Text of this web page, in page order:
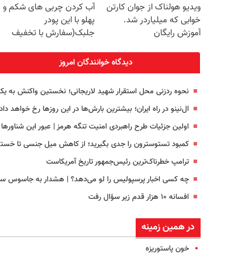
ویدیو هولناک از جوان کارتن
خوابی که میلیاردر شد.
آموزش رایگان
آب کردن چربی های شکم و
پهلو با این پودر
جلبک(سفارش با تخفیف
دیدگاه خوانندگان امروز
نحوه ردزنی محل استقرار شهید لاریجانی؛ نخستین واکنش به
ال‌نینو در راه ایران؛ بیشترین بارش‌ها در این روزها رخ خواهد داد
اولین جزئیات طرح راهبردی امنیت تنگه هرمز | عبور این
کمبود تستوسترون را جدی بگیرید؛ از کاهش میل جنسی تا
ترامپ خطرناک‌ترین رئیس‌جمهور تاریخ آمریکاست
چه کسی اخبار پرسپولیس را لو می‌دهد؟ | هشدار به جاسوس
افسانه ۱۰ هزار قدم زیر سؤال رفت
در همین زمینه
خون پاستوریزه